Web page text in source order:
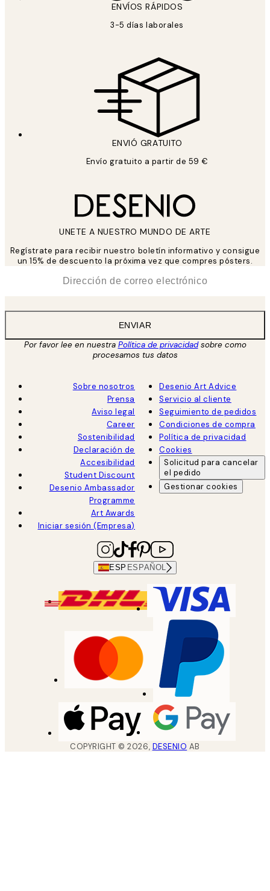
ENVÍOS RÁPIDOS
3-5 días laborales
ENVIÓ GRATUITO
Envío gratuito a partir de 59 €
UNETE A NUESTRO MUNDO DE ARTE
Regístrate para recibir nuestro boletín informativo y consigue
un 15% de descuento la próxima vez que compres pósters.
ENVIAR
Por favor lee en nuestra Política de privacidadsobre como
procesamos tus datos
Sobre nosotros
Prensa
Aviso legal
Career
Sostenibilidad
Declaración de
Accesibilidad
Student Discount
Desenio Ambassador
Programme
Art Awards
Iniciar sesión (Empresa)
Desenio Art Advice
Servicio al cliente
Seguimiento de pedidos
Condiciones de compra
Política de privacidad
Cookies
Solicitud para cancelar
el pedido
Gestionar cookies
ESP ESPAÑOL
COPYRIGHT ©2026, DESENIO AB